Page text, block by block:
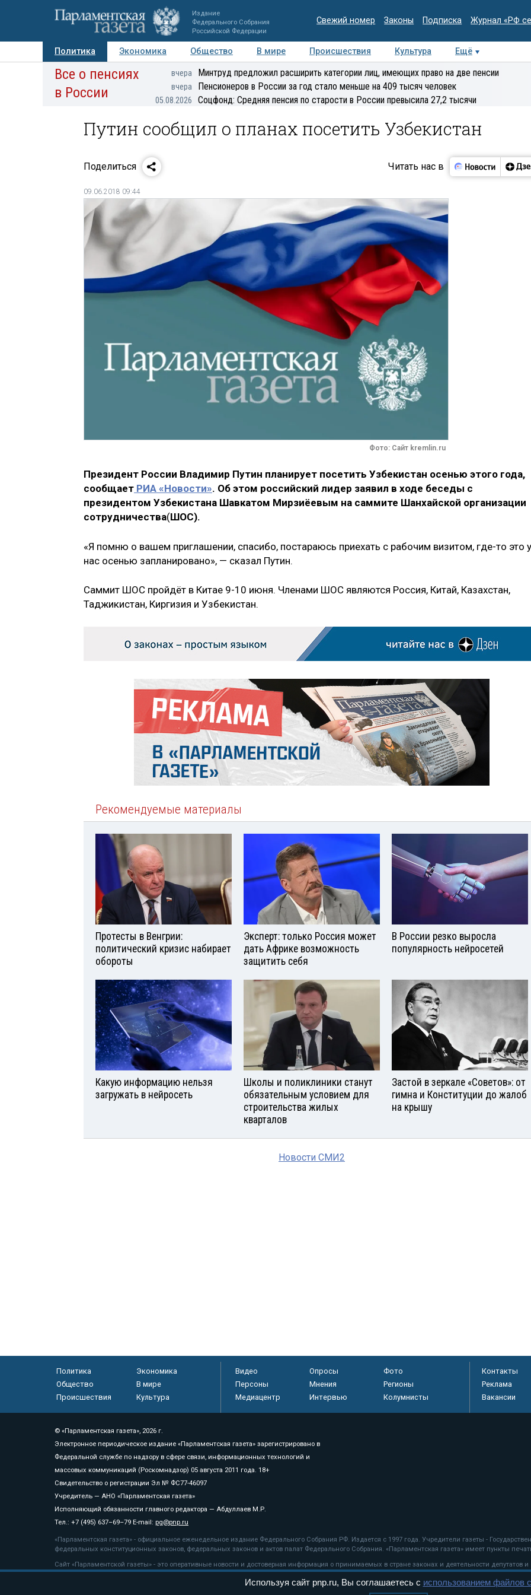
Издание
Федерального Собрания
Российской Федерации
Свежий номер Законы Подписка Журнал «РФ
Политика Экономика Общество В мире Происшествия Культура
Ещё
Авторы Персоны Мнения Регионы Медиацентр Интервью Колумнисты
Все о пенсиях
в России
вчера Минтруд предложил расширить категории лиц, имеющих право на две пенсии
вчера Пенсионеров в России за год стало меньше на 409 тысяч человек
05.08.2026 Соцфонд: Средняя пенсия по старости в России превысила 27,2 тысячи
Путин сообщил о планах посетить Узбекистан
Поделиться Читать нас в
09.06.2018 09:44
Фото: Сайт kremlin.ru
Президент России Владимир Путин планирует посетить Узбекистан осенью этого года,
сообщает РИА «Новости». Об этом российский лидер заявил в ходе беседы с
президентом Узбекистана Шавкатом Мирзиёевым на саммите Шанхайской организации
сотрудничества(ШОС).
«Я помню о вашем приглашении, спасибо, постараюсь приехать с рабочим визитом, где-то это у
нас осенью запланировано», — сказал Путин.
Саммит ШОС пройдёт в Китае 9-10 июня. Членами ШОС являются Россия, Китай, Казахстан,
Таджикистан, Киргизия и Узбекистан.
Рекомендуемые материалы
Протесты в Венгрии:
политический кризис набирает
обороты
Эксперт: только Россия может
дать Африке возможность
защитить себя
В России резко выросла
популярность нейросетей
Какую информацию нельзя
загружать в нейросеть
Школы и поликлиники станут
обязательным условием для
строительства жилых
кварталов
Застой в зеркале «Советов»: от
гимна и Конституции до жалоб
на крышу
Новости СМИ2
Политика
Экономика
Общество
В мире
Происшествия
Культура
Видео Опросы
Фото
Персоны
Мнения
Регионы
Медиацентр
Интервью Колумнисты
Контакты
Реклама
Вакансии
© «Парламентская газета», 2026 г.
Электронное периодическое издание «Парламентская газета» зарегистрировано в
Федеральной службе по надзору в сфере связи, информационных технологий и
массовых коммуникаций (Роскомнадзор) 05 августа 2011 года. 18+
Свидетельство о регистрации Эл № ФС77-46097
Учредитель — АНО «Парламентская газета»
Исполняющий обязанности главного редактора — Абдуллаев М.Р.
Тел.: +7 (495) 637–69–79 E-mail: pg@pnp.ru
«Парламентская газета» - официальное еженедельное издание Федерального Собрания РФ. Издается с 1997 года. Учредители газеты -
федеральных конституционных законов, федеральных законов и актов палат Федерального Собрания. «Парламентская газета» имеет пункты
Сайт «Парламентской газеты» - это оперативные новости и достоверная информация о принимаемых в стране законах и деятельности депутатов
«Парламентской газеты» активная ссылка на pnp.ru обязательна.
рекомендательные технологии
Используя сайт pnp.ru, Вы соглашаетесь с использованием файлов